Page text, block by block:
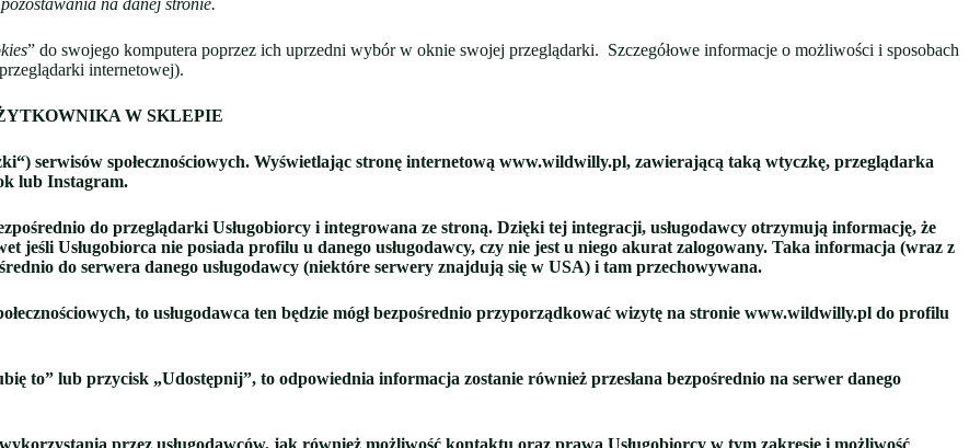
na danej stronie.
” do swojego komputera poprzez ich uprzedni wybór w oknie swojej przeglądarki. Szczegółowe informacje o możliwości i sposobach
internetowej).
W SKLEPIE
serwisów społecznościowych. Wyświetlając stronę internetową www.wildwilly.pl, zawierającą taką wtyczkę, przeglądarka
lub Instagram.
do przeglądarki Usługobiorcy i integrowana ze stroną. Dzięki tej integracji, usługodawcy otrzymują informację, że
jeśli Usługobiorca nie posiada profilu u danego usługodawcy, czy nie jest u niego akurat zalogowany. Taka informacja (wraz z
do serwera danego usługodawcy (niektóre serwery znajdują się w USA) i tam przechowywana.
to usługodawca ten będzie mógł bezpośrednio przyporządkować wizytę na stronie www.wildwilly.pl do profilu
to” lub przycisk „Udostępnij”, to odpowiednia informacja zostanie również przesłana bezpośrednio na serwer danego